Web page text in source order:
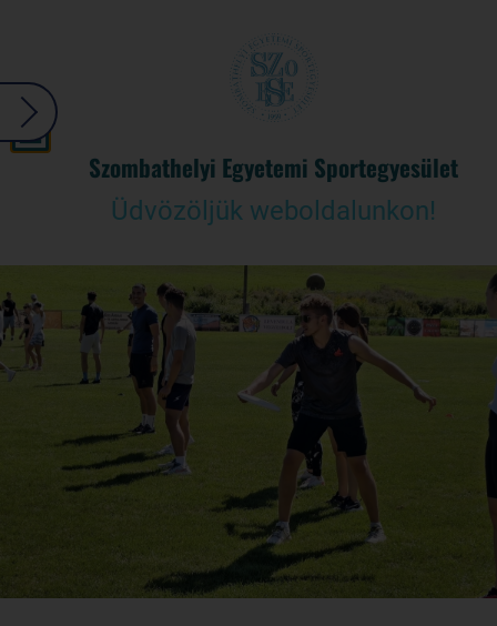
Szombathelyi Egyetemi Sportegyesület
Üdvözöljük weboldalunkon!